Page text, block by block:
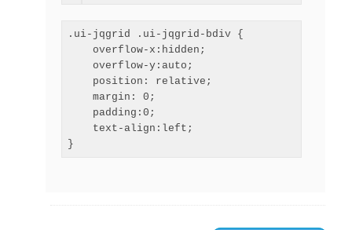
.ui-jqgrid .ui-jqgrid-bdiv {
    overflow-x:hidden;
    overflow-y:auto;
    position: relative;
    margin: 0;
    padding:0;
    text-align:left;
}